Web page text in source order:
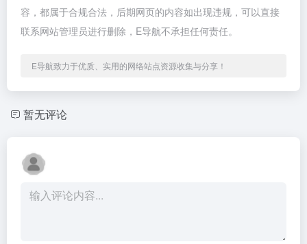
容，都属于合规合法，后期网页的内容如出现违规，可以直接
联系网站管理员进行删除，E导航不承担任何责任。
E导航致力于优质、实用的网络站点资源收集与分享！
暂无评论